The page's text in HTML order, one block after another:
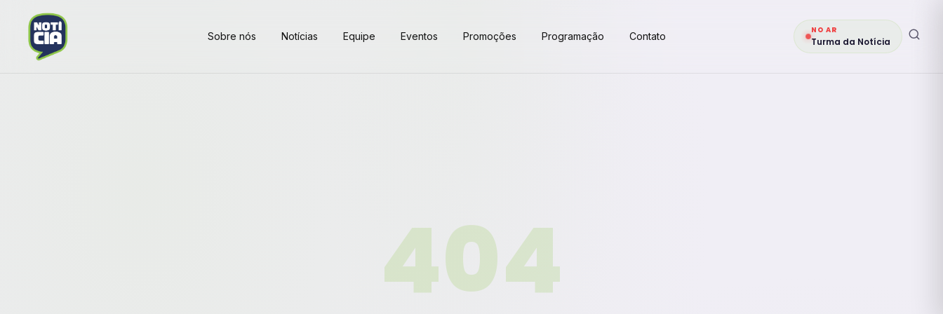
Sobre nós Notícias Equipe Eventos Promoções Programação Contato
NO AR
Turma da Notícia
404